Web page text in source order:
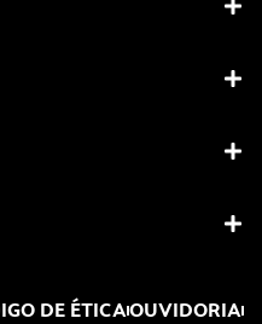
DE ÉTICAOUVIDORIA